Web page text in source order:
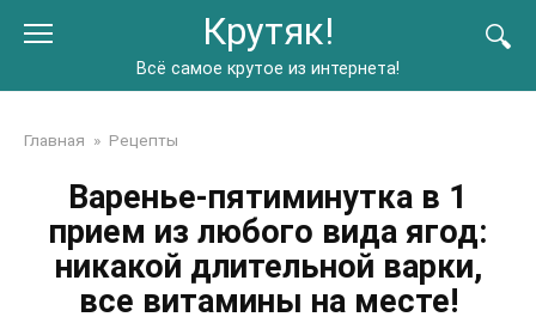
Крутяк!
Всё самое крутое из интернета!
Главная » Рецепты
Варенье-пятиминутка в 1
прием из любого вида ягод:
никакой длительной варки,
все витамины на месте!